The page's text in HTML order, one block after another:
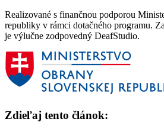
Realizované s finančnou podporou
republiky v rámci dotačného programu.
je výlučne zodpovedný DeafStudio.
Zdieľaj tento článok: